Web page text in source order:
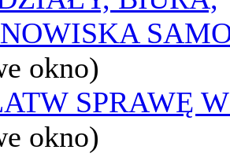
okno)
SPRAWĘ
okno)